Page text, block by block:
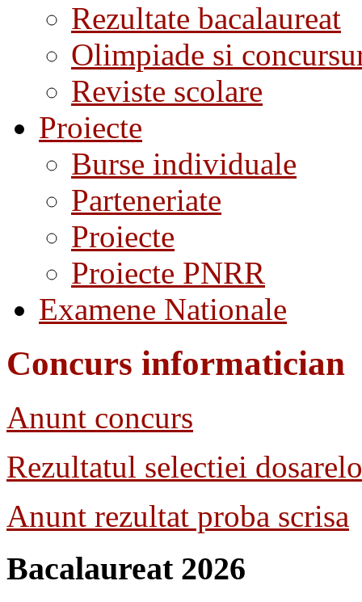
Rezultate bacalaureat
Olimpiade si
Reviste scolare
Proiecte
Burse individuale
Parteneriate
Proiecte
Proiecte PNRR
Examene Nationale
Concurs informatician
Anunt concurs
Rezultatul selectiei
Anunt rezultat proba scrisa
Bacalaureat 2026